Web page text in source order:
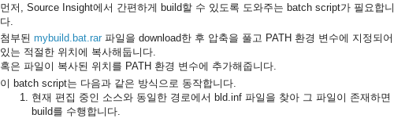
먼저, Source Insight에서 간편하게 build할 수 있도록 도와주는 batch script가 필요합니
다.
첨부된 mybuild.bat.rar 파일을 download한 후 압축을 풀고 PATH 환경 변수에 지정되어
있는 적절한 위치에 복사해둡니다.
혹은 파일이 복사된 위치를 PATH 환경 변수에 추가해줍니다.
이 batch script는 다음과 같은 방식으로 동작합니다.
현재 편집 중인 소스와 동일한 경로에서 bld.inf 파일을 찾아 그 파일이 존재하면
build를 수행합니다.